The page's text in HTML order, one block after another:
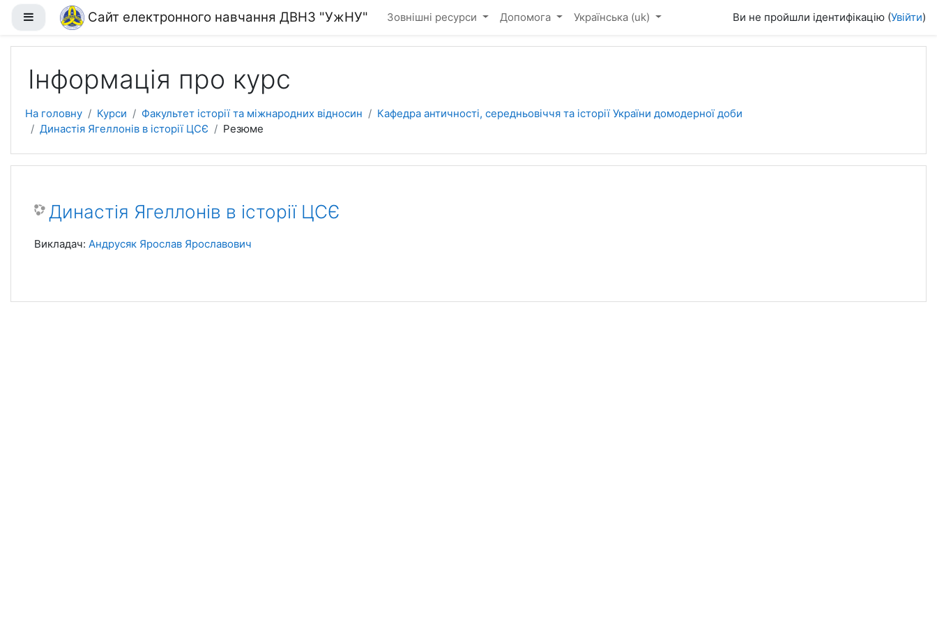
Перейти до головного вмісту
Бокова панельСайт електронного навчання ДВНЗ "УжНУ" Зовнішні ресурси Допомога Українська ‎(uk)‎ Ви не пройшли ідентифікацію (Увійти)
Інформація про курс
На головну Курси Факультет історії та міжнародних відносин
Кафедра античності, середньовіччя та історії України домодерної доби
Династія Ягеллонів в історії ЦСЄ
Резюме
Династія Ягеллонів в історії ЦСЄ
Викладач: Андрусяк Ярослав Ярославович